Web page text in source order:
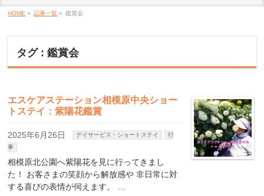
HOME » 記事一覧 » 鑑賞会
タグ : 鑑賞会
エスケアステーション相模原中央ショー
トステイ：紫陽花鑑賞
2025年6月26日 デイサービス・ショートステイ
行
事
相模原北公園へ紫陽花を見に行ってきまし
た！ お客さまの笑顔から解放感や 非日常に対
する喜びの表情が伺えます。 …